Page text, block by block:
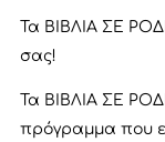
Τα ΒΙΒΛΙΑ ΣΕ
σας!
Τα ΒΙΒΛΙΑ ΣΕ
πρόγραμμα που